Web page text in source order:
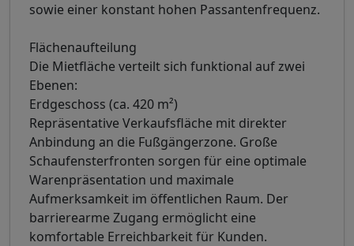
sowie einer konstant hohen Passantenfrequenz.
Flächenaufteilung
Die Mietfläche verteilt sich funktional auf zwei
Ebenen:
Erdgeschoss (ca. 420 m²)
Repräsentative Verkaufsfläche mit direkter
Anbindung an die Fußgängerzone. Große
Schaufensterfronten sorgen für eine optimale
Warenpräsentation und maximale
Aufmerksamkeit im öffentlichen Raum. Der
barrierearme Zugang ermöglicht eine
komfortable Erreichbarkeit für Kunden.